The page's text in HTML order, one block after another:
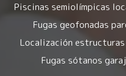
Piscinas semiolímpicas
Fugas geofonadas
Localización estructuras
Fugas sótanos